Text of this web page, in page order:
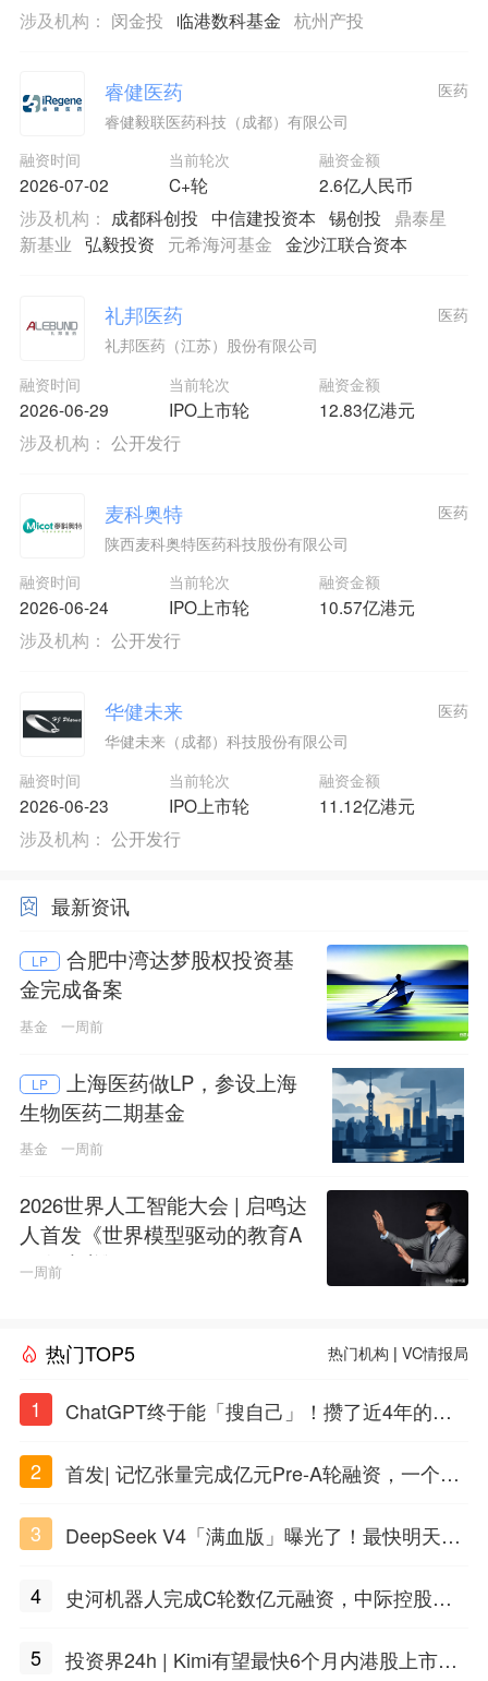
涉及机构： 闵金投 临港数科基金 杭州产投
睿健医药
睿健毅联医药科技（成都）有限公司
融资时间
2026-07-02
当前轮次
C+轮
融资金额
2.6亿人民币
医药
涉及机构： 成都科创投 中信建投资本 锡创投
鼎泰星
新基业 弘毅投资 元希海河基金 金沙江联合资本
礼邦医药
礼邦医药（江苏）股份有限公司
融资时间
2026-06-29
当前轮次
IPO上市轮
融资金额
12.83亿港元
医药
涉及机构： 公开发行
麦科奥特
陕西麦科奥特医药科技股份有限公司
融资时间
2026-06-24
当前轮次
IPO上市轮
融资金额
10.57亿港元
医药
涉及机构： 公开发行
华健未来
华健未来（成都）科技股份有限公司
融资时间
2026-06-23
当前轮次
IPO上市轮
融资金额
11.12亿港元
医药
涉及机构： 公开发行
最新资讯
LP
合肥中湾达梦股权投资基
金完成备案
基金 一周前
LP
上海医药做LP，参设上海
生物医药二期基金
基金 一周前
2026世界人工智能大会 | 启鸣达
人首发《世界模型驱动的教育A
GI白皮书》
一周前
热门TOP5 热门机构 |VC情报局
1
ChatGPT终于能「搜自己」！攒了近4年的对
2
首发| 记忆张量完成亿元Pre-A轮融资，一个上
3
DeepSeek V4「满血版」曝光了！最快明天发
4
史河机器人完成C轮数亿元融资，中际控股领
5
投资界24h | Kimi有望最快6个月内港股上市；